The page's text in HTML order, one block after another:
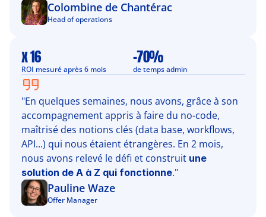
Colombine de Chantérac
Head of operations
x 16
ROI mesuré après 6 mois
-70%
de temps admin
"En quelques semaines, nous avons, grâce à son
accompagnement appris à faire du no-code,
maîtrisé des notions clés (data base, workflows,
API...) qui nous étaient étrangères. En 2 mois,
nous avons relevé le défi et construit une
solution de A à Z qui fonctionne."
Pauline Waze
Offer Manager